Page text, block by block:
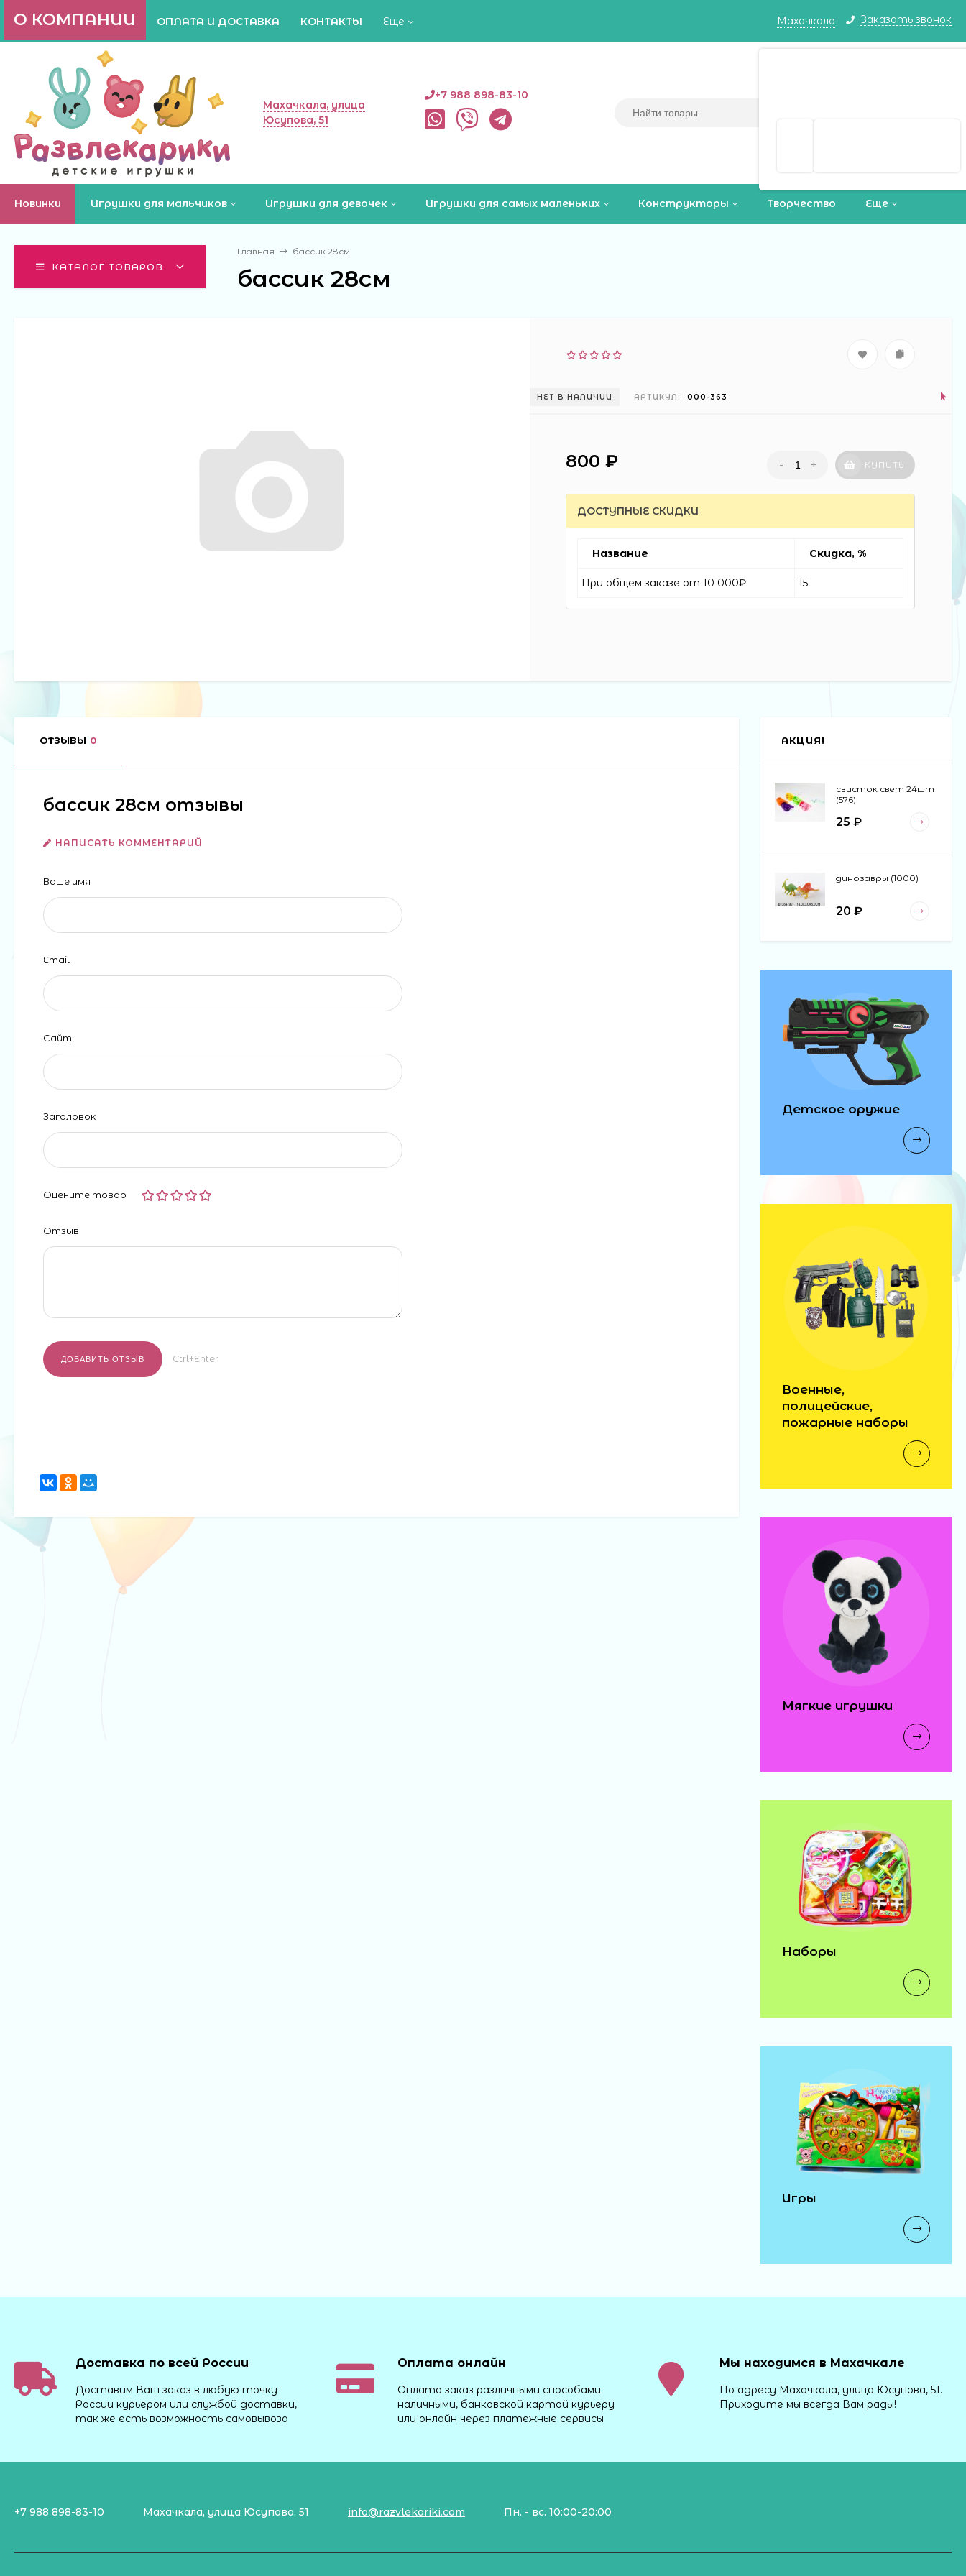
Махачкала Заказать звонок
О КОМПАНИИ ОПЛАТА И ДОСТАВКА КОНТАКТЫ Еще
Махачкала, улица
Юсупова, 51
+7 988 898-83-10
Новинки Игрушки для мальчиков Игрушки для девочек Игрушки для самых маленьких Конструкторы Творчество Еще
КАТАЛОГ ТОВАРОВ
Главная бассик 28см
бассик 28см
НЕТ В НАЛИЧИИ АРТИКУЛ: 000-363
800 ₽ - + КУПИТЬ
ДОСТУПНЫЕ СКИДКИ
Название Скидка, %
При общем заказе от 10 000₽ 15
ОТЗЫВЫ 0
бассик 28см отзывы
НАПИСАТЬ КОММЕНТАРИЙ
Ваше имя
Email
Сайт
Заголовок
Оцените товар
Отзыв
Ctrl+Enter
АКЦИЯ!
свисток свет 24шт
(576)
25 ₽
динозавры (1000)
20 ₽
Детское оружие
Военные,
полицейские,
пожарные наборы
Мягкие игрушки
Наборы
Игры
Доставка по всей России
Доставим Ваш заказ в любую точку
России курьером или службой доставки,
так же есть возможность самовывоза
Оплата онлайн
Оплата заказ различными способами:
наличными, банковской картой курьеру
или онлайн через платежные сервисы
Мы находимся в Махачкале
По адресу Махачкала, улица Юсупова, 51.
Приходите мы всегда Вам рады!
+7 988 898-83-10 Махачкала, улица Юсупова, 51 info@razvlekariki.com Пн. - вс. 10:00-20:00